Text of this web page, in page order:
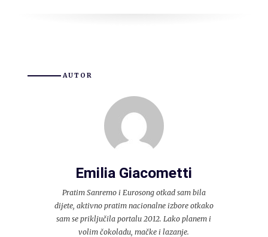
AUTOR
Emilia Giacometti
Pratim Sanremo i Eurosong otkad sam bila
dijete, aktivno pratim nacionalne izbore otkako
sam se priključila portalu 2012. Lako planem i
volim čokoladu, mačke i lazanje.